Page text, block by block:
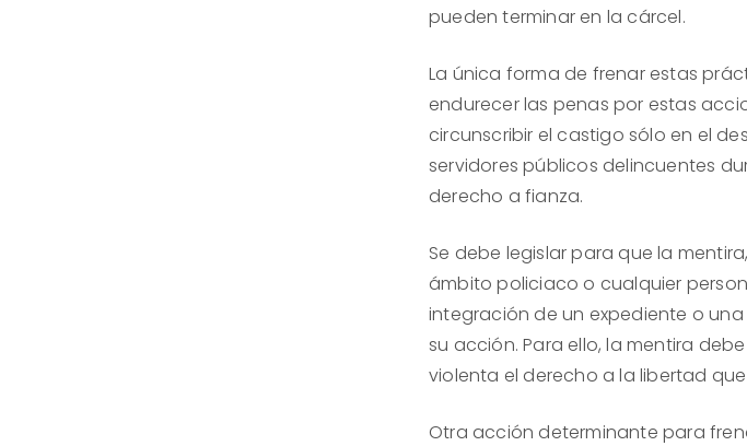
pueden terminar en la cárcel.
La única forma de frenar estas
endurecer las penas por estas
circunscribir el castigo sólo en el
servidores públicos delincuentes
derecho a fianza.
Se debe legislar para que la
ámbito policiaco o cualquier
integración de un expediente o
su acción. Para ello, la mentira
violenta el derecho a la libertad
Otra acción determinante para